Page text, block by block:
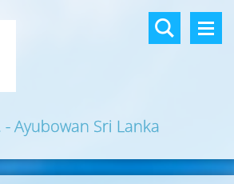
- Ayubowan Sri Lanka